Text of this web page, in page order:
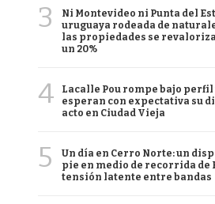
3
Ni Montevideo ni Punta del
uruguaya rodeada de
las propiedades se
un 20%
4
Lacalle Pou rompe bajo perfil
esperan con expectativa su
acto en Ciudad Vieja
5
Un día en Cerro Norte: un
pie en medio de recorrida de
tensión latente entre bandas